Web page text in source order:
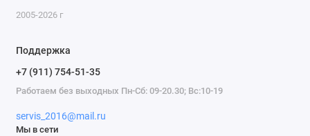
2005-2026 г
Поддержка
+7 (911) 754-51-35
Работаем без выходных Пн-Сб: 09-20.30; Вс:10-19
servis_2016@mail.ru
Мы в сети